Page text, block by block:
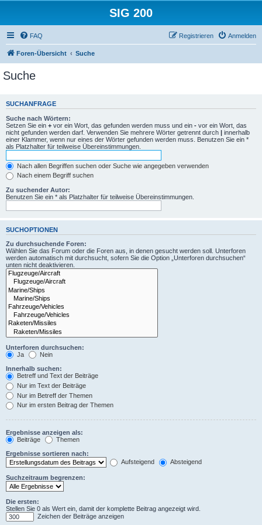
SIG 200
FAQ Anmelden
Registrieren
Foren-Übersicht Suche
Suche
SUCHANFRAGE
Suche nach Wörtern:
Setzen Sie ein + vor ein Wort, das gefunden werden muss und ein - vor ein Wort, das
nicht gefunden werden darf. Verwenden Sie mehrere Wörter getrennt durch | innerhalb
einer Klammer, wenn nur eines der Wörter gefunden werden muss. Benutzen Sie ein *
als Platzhalter für teilweise Übereinstimmungen.
Nach allen Begriffen suchen oder Suche wie angegeben verwenden
Nach einem Begriff suchen
Zu suchender Autor:
Benutzen Sie ein * als Platzhalter für teilweise Übereinstimmungen.
SUCHOPTIONEN
Zu durchsuchende Foren:
Wählen Sie das Forum oder die Foren aus, in denen gesucht werden soll. Unterforen
werden automatisch mit durchsucht, sofern Sie die Option „Unterforen durchsuchen“
unten nicht deaktivieren.
Unterforen durchsuchen:
Ja
Nein
Innerhalb suchen:
Betreff und Text der Beiträge
Nur im Text der Beiträge
Nur im Betreff der Themen
Nur im ersten Beitrag der Themen
Ergebnisse anzeigen als:
Beiträge
Themen
Ergebnisse sortieren nach:
Aufsteigend
Absteigend
Suchzeitraum begrenzen:
Die ersten:
Stellen Sie 0 als Wert ein, damit der komplette Beitrag angezeigt wird.
Zeichen der Beiträge anzeigen